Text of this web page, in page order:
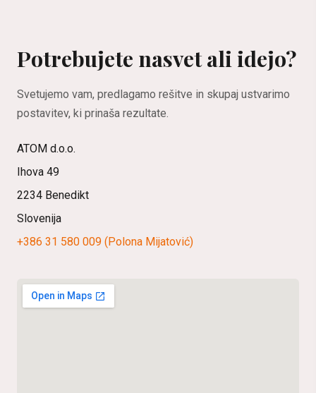
Potrebujete nasvet ali idejo?
Svetujemo vam, predlagamo rešitve in skupaj ustvarimo
postavitev, ki prinaša rezultate.
ATOM d.o.o.
Ihova 49
2234 Benedikt
Slovenija
+386 31 580 009 (Polona Mijatović)